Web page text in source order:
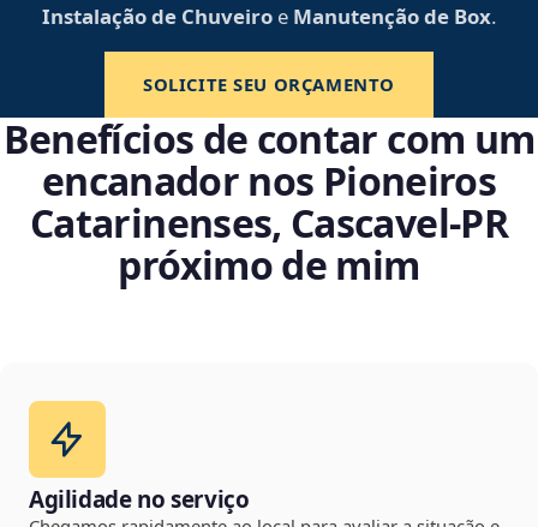
Instalação de Chuveiroe Manutenção de Box.
SOLICITE SEU ORÇAMENTO
Benefícios de contar com um
encanador nos Pioneiros
Catarinenses, Cascavel‑PR
próximo de mim
Agilidade no serviço